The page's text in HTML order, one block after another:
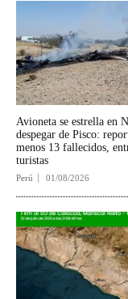
Avioneta se estrella en
despegar de Pisco:
menos 13 fallecidos,
turistas
Perú 01/08/2026